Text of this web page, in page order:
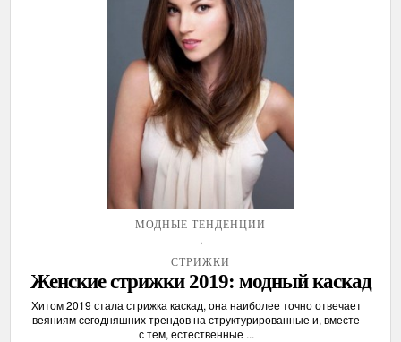
МОДНЫЕ ТЕНДЕНЦИИ
,
СТРИЖКИ
Женские стрижки 2019: модный каскад
Хитом 2019 стала стрижка каскад, она наиболее точно отвечает
веяниям сегодняшних трендов на структурированные и, вместе
с тем, естественные ...